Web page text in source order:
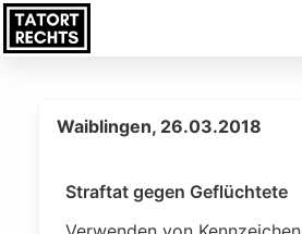
Waiblingen, 26.03.2018
Straftat gegen Geflüchtete